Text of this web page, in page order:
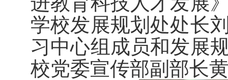
学校发展规划处处长
习中心组成员和发展
校党委宣传部副部长